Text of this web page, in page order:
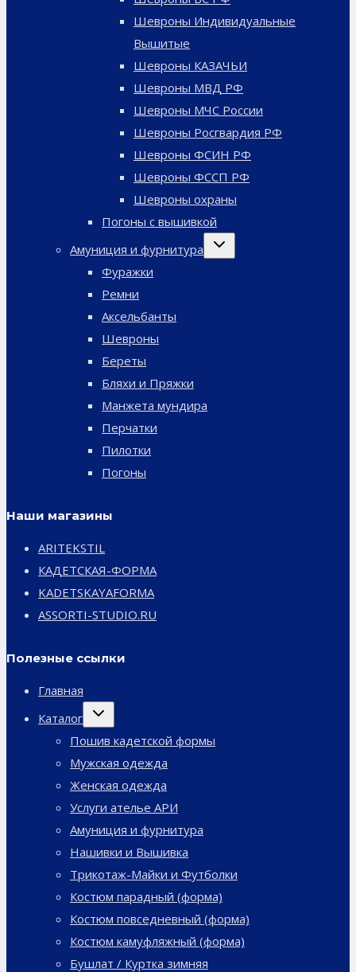
Шевроны Индивидуальные
Вышитые
Шевроны КАЗАЧЬИ
Шевроны МВД РФ
Шевроны МЧС России
Шевроны Росгвардия РФ
Шевроны ФСИН РФ
Шевроны ФССП РФ
Шевроны охраны
Погоны с вышивкой
Амуниция и фурнитура
Переключить
Фуражки
Ремни
Аксельбанты
Шевроны
Береты
Бляхи и Пряжки
Манжета мундира
Перчатки
Пилотки
Погоны
Наши магазины
ARITEKSTIL
КАДЕТСКАЯ-ФОРМА
KADETSKAYAFORMA
ASSORTI-STUDIO.RU
Полезные ссылки
Главная
Каталог
Переключить
Пошив кадетской формы
Мужская одежда
Женская одежда
Услуги ателье АРИ
Амуниция и фурнитура
Нашивки и Вышивка
Трикотаж-Майки и Футболки
Костюм парадный (форма)
Костюм повседневный (форма)
Костюм камуфляжный (форма)
Бушлат / Куртка зимняя